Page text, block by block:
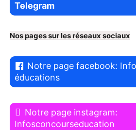
Telegram
Nos pages sur les réseaux sociaux
Notre page facebook:
éducations
Notre page instagram:
Infosconcourseducation